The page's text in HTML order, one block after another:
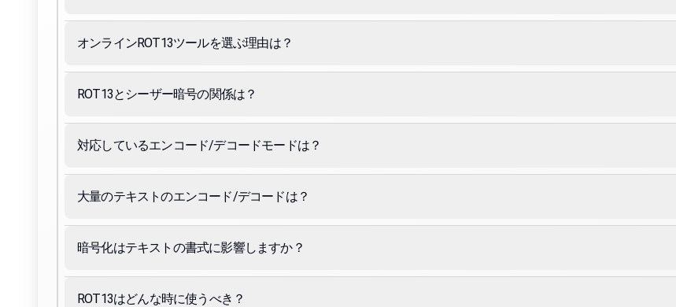
オンラインROT13ツールを選ぶ理由は？
ROT13とシーザー暗号の関係は？
対応しているエンコード/デコードモードは？
大量のテキストのエンコード/デコードは？
暗号化はテキストの書式に影響しますか？
ROT13はどんな時に使うべき？